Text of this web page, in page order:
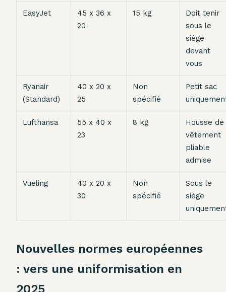
EasyJet
45 x 36 x
20
15 kg
Doit tenir
sous le
siège
devant
vous
Ryanair
(Standard)
40 x 20 x
25
Non
spécifié
Petit sac
Lufthansa
55 x 40 x
23
8 kg
Housse de
vêtement
pliable
admise
Vueling
40 x 20 x
30
Non
spécifié
Sous le
siège
Nouvelles normes européennes
: vers une uniformisation en
2025